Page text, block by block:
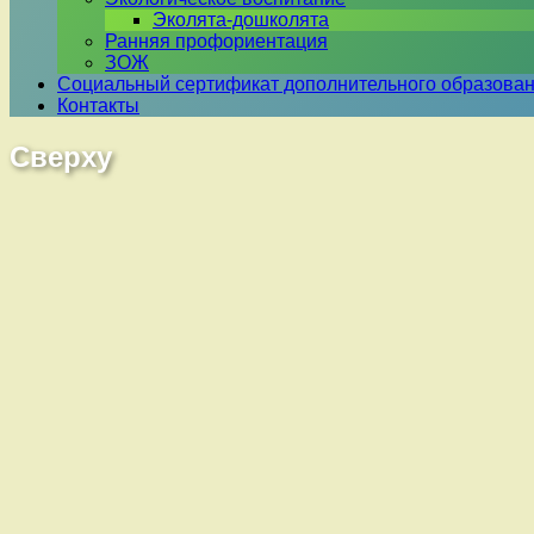
Эколята-дошколята
Ранняя профориентация
ЗОЖ
Социальный сертификат дополнительного
Контакты
Сверху